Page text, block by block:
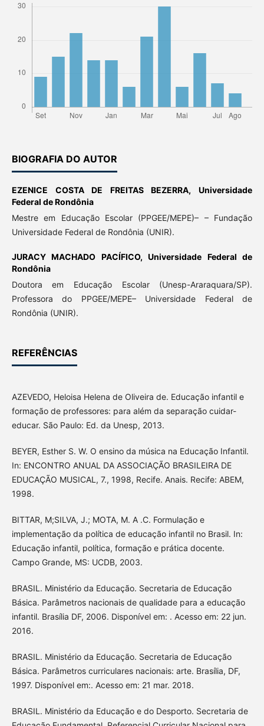
BIOGRAFIA DO AUTOR
EZENICE COSTA DE FREITAS BEZERRA,Universidade
Federal de Rondônia
Mestre em Educação Escolar (PPGEE/MEPE)– – Fundação
Universidade Federal de Rondônia (UNIR).
JURACY MACHADO PACÍFICO,Universidade Federal de
Rondônia
Doutora em Educação Escolar (Unesp-Araraquara/SP).
Professora do PPGEE/MEPE– Universidade Federal de
Rondônia (UNIR).
REFERÊNCIAS
AZEVEDO, Heloisa Helena de Oliveira de. Educação infantil e
formação de professores: para além da separação cuidar-
educar. São Paulo: Ed. da Unesp, 2013.
BEYER, Esther S. W. O ensino da música na Educação Infantil.
In: ENCONTRO ANUAL DA ASSOCIAÇÃO BRASILEIRA DE
EDUCAÇÃO MUSICAL, 7., 1998, Recife. Anais. Recife: ABEM,
1998.
BITTAR, M;SILVA, J.; MOTA, M. A .C. Formulação e
implementação da política de educação infantil no Brasil. In:
Educação infantil, política, formação e prática docente.
Campo Grande, MS: UCDB, 2003.
BRASIL. Ministério da Educação. Secretaria de Educação
Básica. Parâmetros nacionais de qualidade para a educação
infantil. Brasília DF, 2006. Disponível em: . Acesso em: 22 jun.
2016.
BRASIL. Ministério da Educação. Secretaria de Educação
Básica. Parâmetros curriculares nacionais: arte. Brasília, DF,
1997. Disponível em:. Acesso em: 21 mar. 2018.
BRASIL. Ministério da Educação e do Desporto. Secretaria de